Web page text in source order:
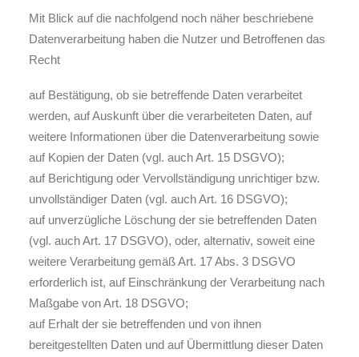
Mit Blick auf die nachfolgend noch näher beschriebene
Datenverarbeitung haben die Nutzer und Betroffenen das
Recht
auf Bestätigung, ob sie betreffende Daten verarbeitet
werden, auf Auskunft über die verarbeiteten Daten, auf
weitere Informationen über die Datenverarbeitung sowie
auf Kopien der Daten (vgl. auch Art. 15 DSGVO);
auf Berichtigung oder Vervollständigung unrichtiger bzw.
unvollständiger Daten (vgl. auch Art. 16 DSGVO);
auf unverzügliche Löschung der sie betreffenden Daten
(vgl. auch Art. 17 DSGVO), oder, alternativ, soweit eine
weitere Verarbeitung gemäß Art. 17 Abs. 3 DSGVO
erforderlich ist, auf Einschränkung der Verarbeitung nach
Maßgabe von Art. 18 DSGVO;
auf Erhalt der sie betreffenden und von ihnen
bereitgestellten Daten und auf Übermittlung dieser Daten